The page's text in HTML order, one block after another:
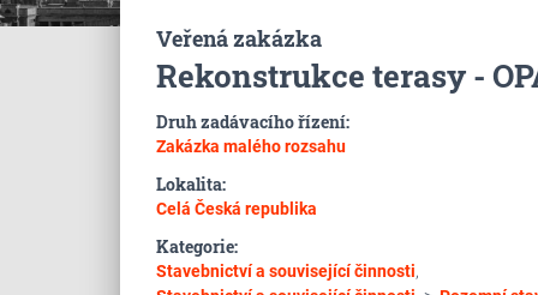
Veřená zakázka
Rekonstrukce terasy -
Druh zadávacího řízení:
Zakázka malého rozsahu
Lokalita:
Celá Česká republika
Kategorie:
Stavebnictví a související činnosti,